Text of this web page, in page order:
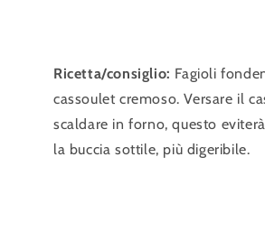
Ricetta/consiglio: Fagioli
cassoulet cremoso. Versare il
scaldare in forno, questo
la buccia sottile, più digeribile.